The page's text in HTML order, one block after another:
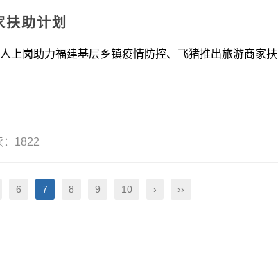
助计划
助力福建基层乡镇疫情防控、飞猪推出旅游商家扶
1822
6 7 8 9 10 › ››